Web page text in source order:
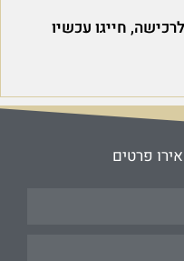
חייגו עכשיו
פרטים